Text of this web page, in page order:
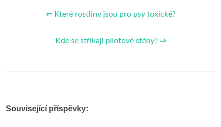
⇐ Které rostliny jsou pro psy toxické?
Kde se stříkají pilotové stěny? ⇒
Související příspěvky: